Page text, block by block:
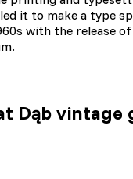
it to make a type
with the
Dąb vintage
strony trzeciej.